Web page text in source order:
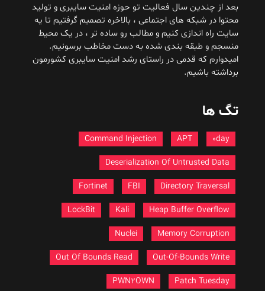
بعد از چندین سال فعالیت تو حوزه امنیت سایبری و تولید
محتوا در شبکه های اجتماعی ، بالاخره تصمیم گرفتیم تا یه
سایت راه اندازی کنیم و مطالب رو ساده تر ، در یک محیط
منسجم و طبقه بندی شده به دست مخاطب برسونیم.
امیدوارم که قدمی در راستای رشد امنیت سایبری کشورمون
برداشته باشیم.
تگ ها
Command Injection
Deserialization Of Untrusted Data
Directory Traversal
Fortinet
Heap Buffer Overflow
LockBit
Memory Corruption
Nuclei
Out-Of-Bounds Write
Out Of Bounds Read
Patch Tuesday
PWN2OWN